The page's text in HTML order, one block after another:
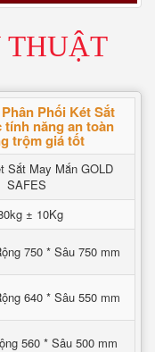
THUẬT
Phối Két Sắt
tính năng an toàn
trộm giá tốt
Sắt May Mắn GOLD
SAFES
± 10Kg
750 * Sâu 750 mm
640 * Sâu 550 mm
560 * Sâu 500 mm